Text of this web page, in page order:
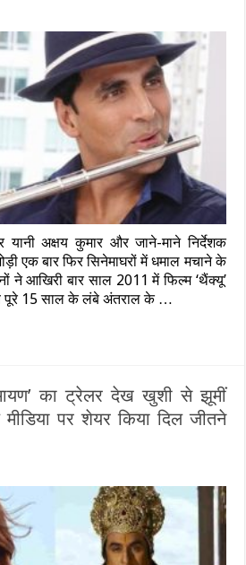
यानी अक्षय कुमार और जाने-माने निर्देशक
एक बार फिर सिनेमाघरों में धमाल मचाने के
ने आखिरी बार साल 2011 में फिल्म ‘थैंक्यू’
पूरे 15 साल के लंबे अंतराल के …
का ट्रेलर देख खुशी से झूमीं
पर शेयर किया दिल जीतने